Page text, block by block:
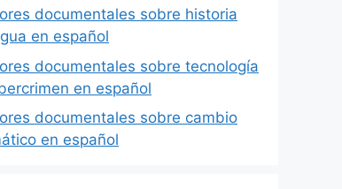
documentales sobre historia
en español
documentales sobre tecnología
en español
documentales sobre cambio
en español